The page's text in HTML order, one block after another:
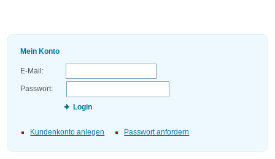
Mein Konto
E-Mail:
Passwort:
Login
Kundenkonto anlegen Passwort anfordern